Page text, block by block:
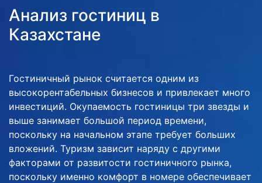
Анализ гостиниц в
Казахстане
Гостиничный рынок считается одним из
высокорентабельных бизнесов и привлекает много
инвестиций. Окупаемость гостиницы три звезды и
выше занимает большой период времени,
поскольку на начальном этапе требует больших
вложений. Туризм зависит наряду с другими
факторами от развитости гостиничного рынка,
поскольку именно комфорт в номере обеспечивает